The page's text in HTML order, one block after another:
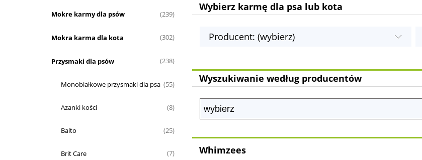
Mokre karmy dla psów (239)
Mokra karma dla kota (302)
Przysmaki dla psów (238)
Monobiałkowe przysmaki dla psa (55)
Azanki kości (8)
Balto (25)
Brit Care (7)
Wybierz karmę dla psa lub kota
Producent: (wybierz)
Wyszukiwanie według producentów
Whimzees